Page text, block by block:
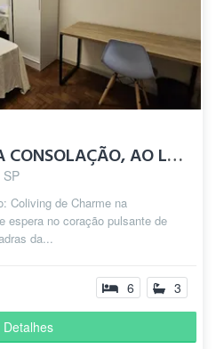
QUARTO EM APÊ NA CONSOLAÇÃO, AO LADO DA ESTAÇÃO PAULISTA
Coliving de Charme na
espera no coração pulsante de
da...
6 3
Detalhes